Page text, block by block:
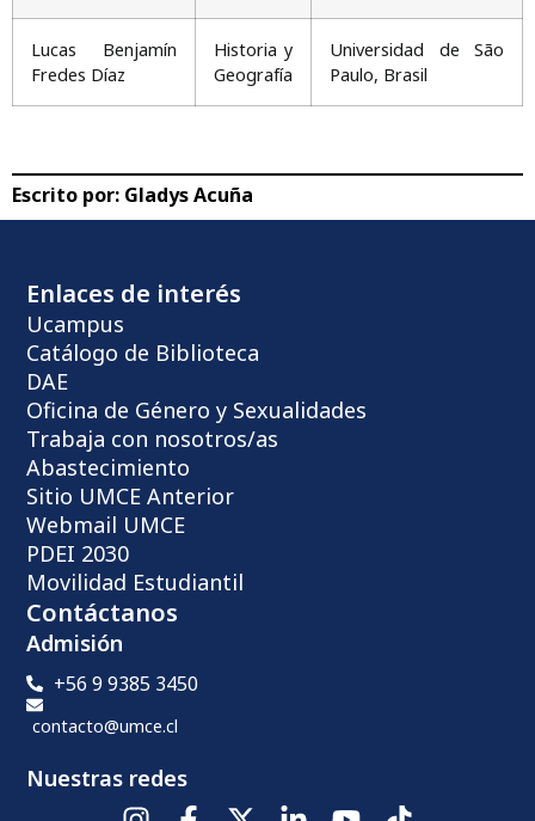
Lucas Benjamín
Fredes Díaz
Historia y
Geografía
Universidad de São
Paulo, Brasil
Escrito por: Gladys Acuña
Enlaces de interés
Ucampus
Catálogo de Biblioteca
DAE
Oficina de Género y Sexualidades
Trabaja con nosotros/as
Abastecimiento
Sitio UMCE Anterior
Webmail UMCE
PDEI 2030
Movilidad Estudiantil
Contáctanos
Admisión
+56 9 9385 3450
contacto@umce.cl
Nuestras redes